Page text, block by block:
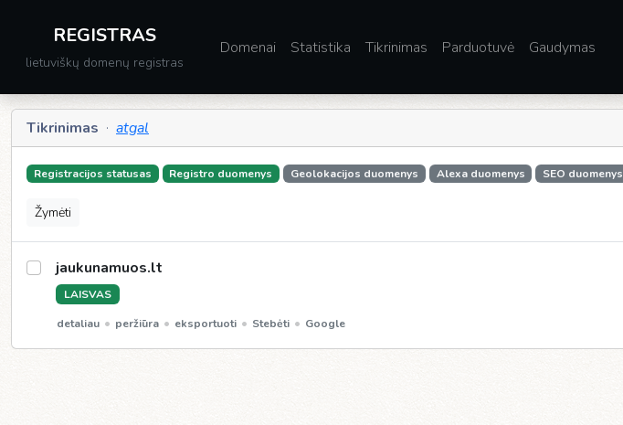
REGISTRAS
lietuviškų domenų registras
Domenai Statistika Tikrinimas Parduotuvė Gaudymas
Tikrinimas · atgal
Registracijos statusas Registro duomenys Geolokacijos duomenys Alexa duomenys SEO duomenys
Žymėti
jaukunamuos.lt
LAISVAS
detaliau • peržiūra • eksportuoti • Stebėti • Google